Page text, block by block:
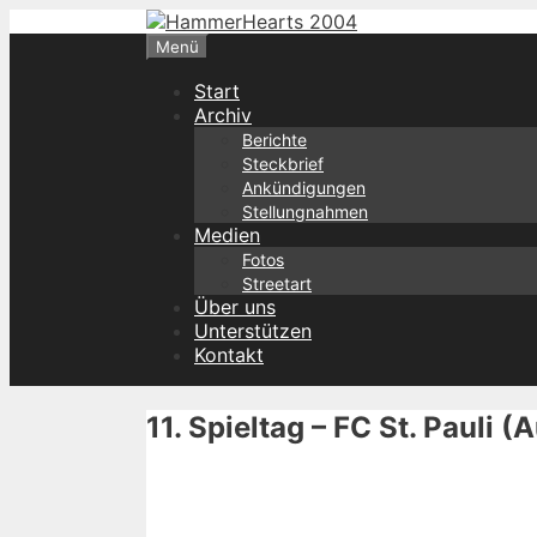
Menü
Start
Archiv
Berichte
Steckbrief
Ankündigungen
Stellungnahmen
Medien
Fotos
Streetart
Über uns
Unterstützen
Kontakt
11. Spieltag – FC St. Pauli